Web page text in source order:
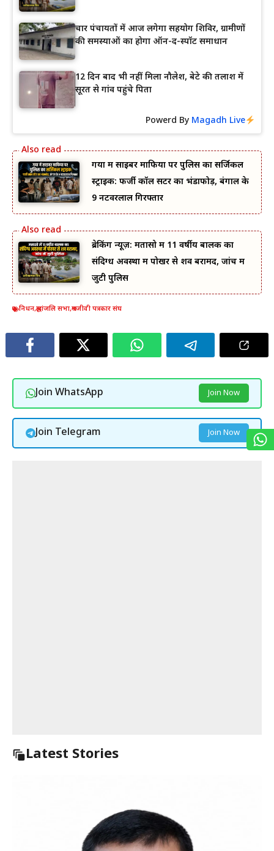
चार पंचायतों में आज लगेगा सहयोग शिविर, ग्रामीणों
की समस्याओं का होगा ऑन-द-स्पॉट समाधान
12 दिन बाद भी नहीं मिला नौलेश, बेटे की तलाश में
सूरत से गांव पहुंचे पिता
Powerd By Magadh Live
गया में साइबर माफिया पर पुलिस का सर्जिकल
स्ट्राइक: फर्जी कॉल सेंटर का भंडाफोड़, बंगाल के
9 नटवरलाल गिरफ्तार
ब्रेकिंग न्यूज़: मतासो में 11 वर्षीय बालक का
संदिग्ध अवस्था में पोखर से शव बरामद, जांच में
जुटी पुलिस
निधन,श्रद्धांजलि सभा,श्रमजीवी पत्रकार संघ
Join WhatsApp Join Now
Join Telegram Join Now
Latest Stories